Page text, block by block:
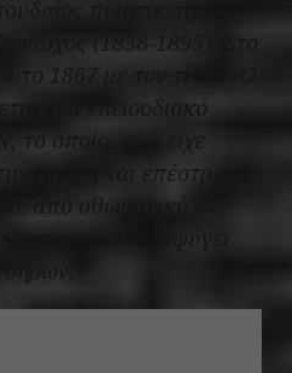
ποιητής της
(1838-1895). Στο
το 1867 με τον τίτλο «Ὁ
ένα επεισοδιακό
οποίο, ενώ είχε
Κρήτη και επέστρεφε
από οθωμανικά